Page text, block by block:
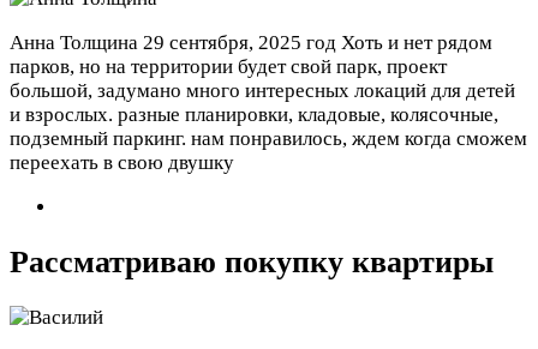
Анна Толщина 29 сентября, 2025 год Хоть и нет рядом
парков, но на территории будет свой парк, проект
большой, задумано много интересных локаций для детей
и взрослых. разные планировки, кладовые, колясочные,
подземный паркинг. нам понравилось, ждем когда сможем
переехать в свою двушку
Рассматриваю покупку квартиры